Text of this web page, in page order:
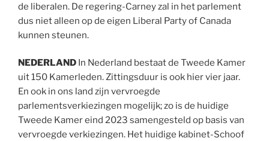
de liberalen. De regering-Carney zal in het parlement
dus niet alleen op de eigen Liberal Party of Canada
kunnen steunen.
NEDERLAND In Nederland bestaat de Tweede Kamer
uit 150 Kamerleden. Zittingsduur is ook hier vier jaar.
En ook in ons land zijn vervroegde
parlementsverkiezingen mogelijk; zo is de huidige
Tweede Kamer eind 2023 samengesteld op basis van
vervroegde verkiezingen. Het huidige kabinet-Schoof